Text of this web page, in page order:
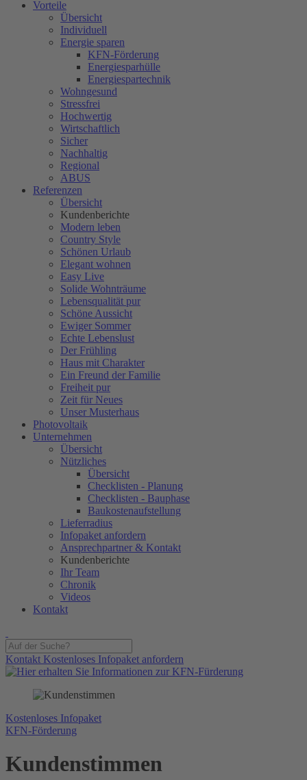
Vorteile
Übersicht
Individuell
Energie sparen
KFN-Förderung
Energiesparhülle
Energiespartechnik
Wohngesund
Stressfrei
Hochwertig
Wirtschaftlich
Sicher
Nachhaltig
Regional
ABUS
Referenzen
Übersicht
Kundenberichte
Modern leben
Country Style
Schönen Urlaub
Elegant wohnen
Easy Live
Solide Wohnträume
Lebensqualität pur
Schöne Aussicht
Ewiger Sommer
Echte Lebenslust
Der Frühling
Haus mit Charakter
Ein Freund der Familie
Freiheit pur
Zeit für Neues
Unser Musterhaus
Photovoltaik
Unternehmen
Übersicht
Nützliches
Übersicht
Checklisten - Planung
Checklisten - Bauphase
Baukostenaufstellung
Lieferradius
Infopaket anfordern
Ansprechpartner & Kontakt
Kundenberichte
Ihr Team
Chronik
Videos
Kontakt
Kontakt Kostenloses Infopaket anfordern
Kostenloses Infopaket
KFN-Förderung
Kunden­stimmen